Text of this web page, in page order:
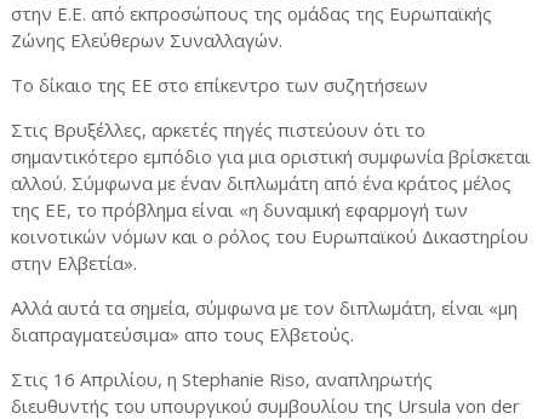
στην Ε.Ε. από εκπροσώπους της ομάδας της Ευρωπαϊκής
Ζώνης Ελεύθερων Συναλλαγών.
Το δίκαιο της ΕΕ στο επίκεντρο των συζητήσεων
Στις Βρυξέλλες, αρκετές πηγές πιστεύουν ότι το
σημαντικότερο εμπόδιο για μια οριστική συμφωνία βρίσκεται
αλλού. Σύμφωνα με έναν διπλωμάτη από ένα κράτος μέλος
της ΕΕ, το πρόβλημα είναι «η δυναμική εφαρμογή των
κοινοτικών νόμων και ο ρόλος του Ευρωπαϊκού Δικαστηρίου
στην Ελβετία».
Αλλά αυτά τα σημεία, σύμφωνα με τον διπλωμάτη, είναι «μη
διαπραγματεύσιμα» απο τους Ελβετούς.
Στις 16 Απριλίου, η Stephanie Riso, αναπληρωτής
διευθυντής του υπουργικού συμβουλίου της Ursula von der